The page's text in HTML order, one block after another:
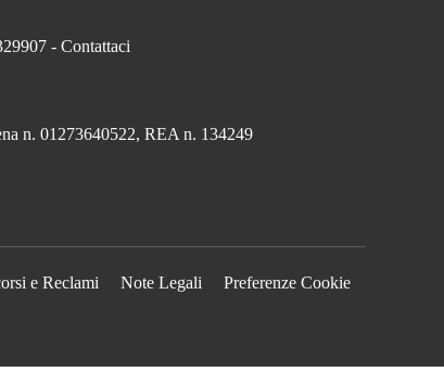
- Contattaci
n. 01273640522, REA n. 134249
e Reclami Note Legali
Preferenze Cookie